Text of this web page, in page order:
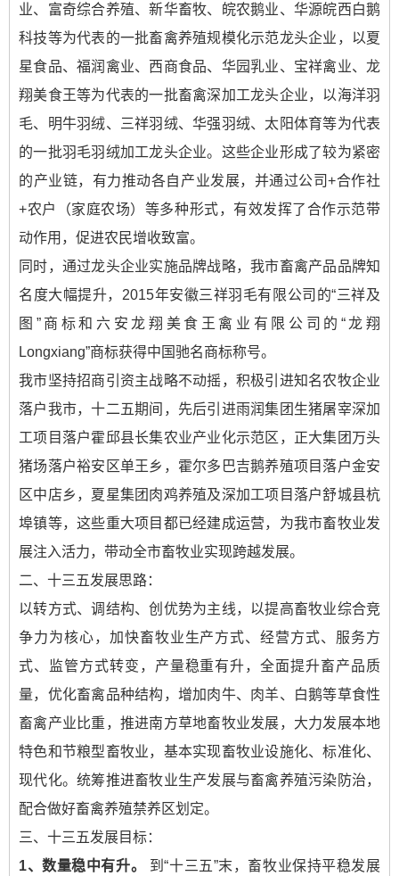
业、富奇综合养殖、新华畜牧、皖农鹅业、华源皖西白鹅
科技等为代表的一批畜禽养殖规模化示范龙头企业，以夏
星食品、福润禽业、西商食品、华园乳业、宝祥禽业、龙
翔美食王等为代表的一批畜禽深加工龙头企业，以海洋羽
毛、明牛羽绒、三祥羽绒、华强羽绒、太阳体育等为代表
的一批羽毛羽绒加工龙头企业。这些企业形成了较为紧密
的产业链，有力推动各自产业发展，并通过公司+合作社
+农户（家庭农场）等多种形式，有效发挥了合作示范带
动作用，促进农民增收致富。
同时，通过龙头企业实施品牌战略，我市畜禽产品品牌知
名度大幅提升，2015年安徽三祥羽毛有限公司的“三祥及
图”商标和六安龙翔美食王禽业有限公司的“龙翔
Longxiang”商标获得中国驰名商标称号。
我市坚持招商引资主战略不动摇，积极引进知名农牧企业
落户我市，十二五期间，先后引进雨润集团生猪屠宰深加
工项目落户霍邱县长集农业产业化示范区，正大集团万头
猪场落户裕安区单王乡，霍尔多巴吉鹅养殖项目落户金安
区中店乡，夏星集团肉鸡养殖及深加工项目落户舒城县杭
埠镇等，这些重大项目都已经建成运营，为我市畜牧业发
展注入活力，带动全市畜牧业实现跨越发展。
二、十三五发展思路：
以转方式、调结构、创优势为主线，以提高畜牧业综合竞
争力为核心，加快畜牧业生产方式、经营方式、服务方
式、监管方式转变，产量稳重有升，全面提升畜产品质
量，优化畜禽品种结构，增加肉牛、肉羊、白鹅等草食性
畜禽产业比重，推进南方草地畜牧业发展，大力发展本地
特色和节粮型畜牧业，基本实现畜牧业设施化、标准化、
现代化。统筹推进畜牧业生产发展与畜禽养殖污染防治，
配合做好畜禽养殖禁养区划定。
三、十三五发展目标：
1、数量稳中有升。
到“十三五”末，畜牧业保持平稳发展